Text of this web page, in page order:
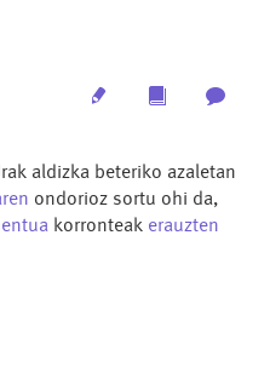
Multimedia
aldizka beteriko azaletan
ondorioz sortu ohi da,
korronteak erauzten